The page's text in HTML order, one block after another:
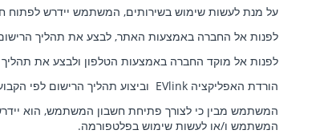
על מנת לעשות שימוש בשירותים, המשתמש יידרש
לפנות אל החברה באמצעות האתר, לבצע את תהליך
לפנות אל מוקד החברה באמצעות הטלפון ולבצע את תהליך
הורדת האפליקציה EVlink
וביצוע תהליך הרישום לפי
המשתמש מבין כי לצורך פתיחת חשבון המשתמש, הוא
המשתמש ו/או לעשות שימוש בפלטפורמה.